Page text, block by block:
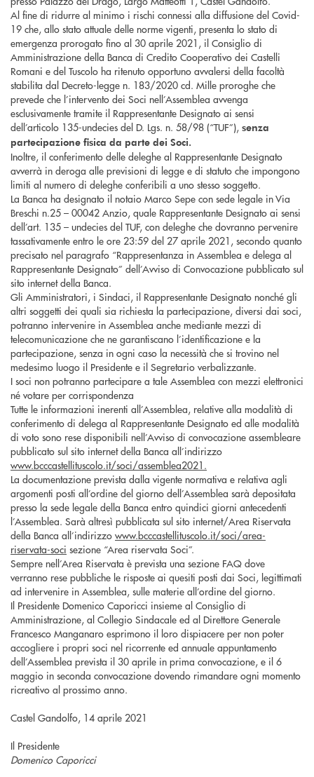
Al fine di ridurre al minimo i rischi connessi alla diffusione del Covid-
19 che, allo stato attuale delle norme vigenti, presenta lo stato di
emergenza prorogato fino al 30 aprile 2021, il Consiglio di
Amministrazione della Banca di Credito Cooperativo dei Castelli
Romani e del Tuscolo ha ritenuto opportuno avvalersi della facoltà
stabilita dal Decreto-legge n. 183/2020 cd. Mille proroghe che
prevede che l’intervento dei Soci nell’Assemblea avvenga
esclusivamente tramite il Rappresentante Designato ai sensi
dell’articolo 135-undecies del D. Lgs. n. 58/98 (“TUF”), senza
partecipazione fisica da parte dei Soci.
Inoltre, il conferimento delle deleghe al Rappresentante Designato
avverrà in deroga alle previsioni di legge e di statuto che impongono
limiti al numero di deleghe conferibili a uno stesso soggetto.
La Banca ha designato il notaio Marco Sepe con sede legale in Via
Breschi n.25 – 00042 Anzio, quale Rappresentante Designato ai sensi
dell’art. 135 – undecies del TUF, con deleghe che dovranno pervenire
tassativamente entro le ore 23:59 del 27 aprile 2021, secondo quanto
precisato nel paragrafo “Rappresentanza in Assemblea e delega al
Rappresentante Designato” dell’Avviso di Convocazione pubblicato sul
sito internet della Banca.
Gli Amministratori, i Sindaci, il Rappresentante Designato nonché gli
altri soggetti dei quali sia richiesta la partecipazione, diversi dai soci,
potranno intervenire in Assemblea anche mediante mezzi di
telecomunicazione che ne garantiscano l’identificazione e la
partecipazione, senza in ogni caso la necessità che si trovino nel
medesimo luogo il Presidente e il Segretario verbalizzante.
I soci non potranno partecipare a tale Assemblea con mezzi elettronici
né votare per corrispondenza
Tutte le informazioni inerenti all’Assemblea, relative alla modalità di
conferimento di delega al Rappresentante Designato ed alle modalità
di voto sono rese disponibili nell’Avviso di convocazione assembleare
pubblicato sul sito internet della Banca all’indirizzo
www.bcccastellituscolo.it/soci/assemblea2021.
La documentazione prevista dalla vigente normativa e relativa agli
argomenti posti all’ordine del giorno dell’Assemblea sarà depositata
presso la sede legale della Banca entro quindici giorni antecedenti
l’Assemblea. Sarà altresì pubblicata sul sito internet/Area Riservata
della Banca all’indirizzo www.bcccastellituscolo.it/soci/area-
riservata-soci sezione “Area riservata Soci”.
Sempre nell’Area Riservata è prevista una sezione FAQ dove
verranno rese pubbliche le risposte ai quesiti posti dai Soci, legittimati
ad intervenire in Assemblea, sulle materie all’ordine del giorno.
Il Presidente Domenico Caporicci insieme al Consiglio di
Amministrazione, al Collegio Sindacale ed al Direttore Generale
Francesco Manganaro esprimono il loro dispiacere per non poter
accogliere i propri soci nel ricorrente ed annuale appuntamento
dell’Assemblea prevista il 30 aprile in prima convocazione, e il 6
maggio in seconda convocazione dovendo rimandare ogni momento
ricreativo al prossimo anno.
Castel Gandolfo, 14 aprile 2021
Il Presidente
Domenico Caporicci